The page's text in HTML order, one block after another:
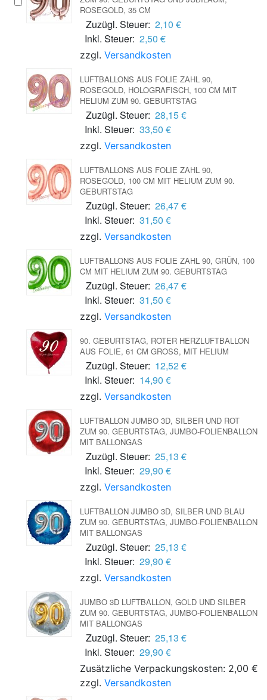
ROSEGOLD, 35 CM
Zuzügl. Steuer: 2,10 €
Inkl. Steuer: 2,50 €
zzgl. Versandkosten
LUFTBALLONS AUS FOLIE ZAHL 90,
ROSEGOLD, HOLOGRAFISCH, 100 CM MIT
HELIUM ZUM 90. GEBURTSTAG
Zuzügl. Steuer: 28,15 €
Inkl. Steuer: 33,50 €
zzgl. Versandkosten
LUFTBALLONS AUS FOLIE ZAHL 90,
ROSEGOLD, 100 CM MIT HELIUM ZUM 90.
GEBURTSTAG
Zuzügl. Steuer: 26,47 €
Inkl. Steuer: 31,50 €
zzgl. Versandkosten
LUFTBALLONS AUS FOLIE ZAHL 90, GRÜN, 100
CM MIT HELIUM ZUM 90. GEBURTSTAG
Zuzügl. Steuer: 26,47 €
Inkl. Steuer: 31,50 €
zzgl. Versandkosten
90. GEBURTSTAG, ROTER HERZLUFTBALLON
AUS FOLIE, 61 CM GROSS, MIT HELIUM
Zuzügl. Steuer: 12,52 €
Inkl. Steuer: 14,90 €
zzgl. Versandkosten
LUFTBALLON JUMBO 3D, SILBER UND ROT
ZUM 90. GEBURTSTAG, JUMBO-FOLIENBALLON
MIT BALLONGAS
Zuzügl. Steuer: 25,13 €
Inkl. Steuer: 29,90 €
zzgl. Versandkosten
LUFTBALLON JUMBO 3D, SILBER UND BLAU
ZUM 90. GEBURTSTAG, JUMBO-FOLIENBALLON
MIT BALLONGAS
Zuzügl. Steuer: 25,13 €
Inkl. Steuer: 29,90 €
zzgl. Versandkosten
JUMBO 3D LUFTBALLON, GOLD UND SILBER
ZUM 90. GEBURTSTAG, JUMBO-FOLIENBALLON
MIT BALLONGAS
Zuzügl. Steuer: 25,13 €
Inkl. Steuer: 29,90 €
Zusätzliche Verpackungskosten: 2,00 €
zzgl. Versandkosten